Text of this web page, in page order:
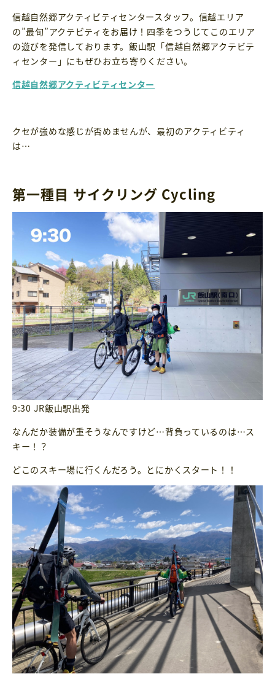
信越自然郷アクティビティセンタースタッフ。信越エリア
の”最旬”アクテビティをお届け！四季をつうじてこのエリア
の遊びを発信しております。飯山駅「信越自然郷アクテビテ
ィセンター」にもぜひお立ち寄りください。
信越自然郷アクティビティセンター
クセが強めな感じが否めませんが、最初のアクティビティ
は…
第一種目 サイクリング Cycling
9:30 JR飯山駅出発
なんだか装備が重そうなんですけど…背負っているのは…ス
キー！？
どこのスキー場に行くんだろう。とにかくスタート！！